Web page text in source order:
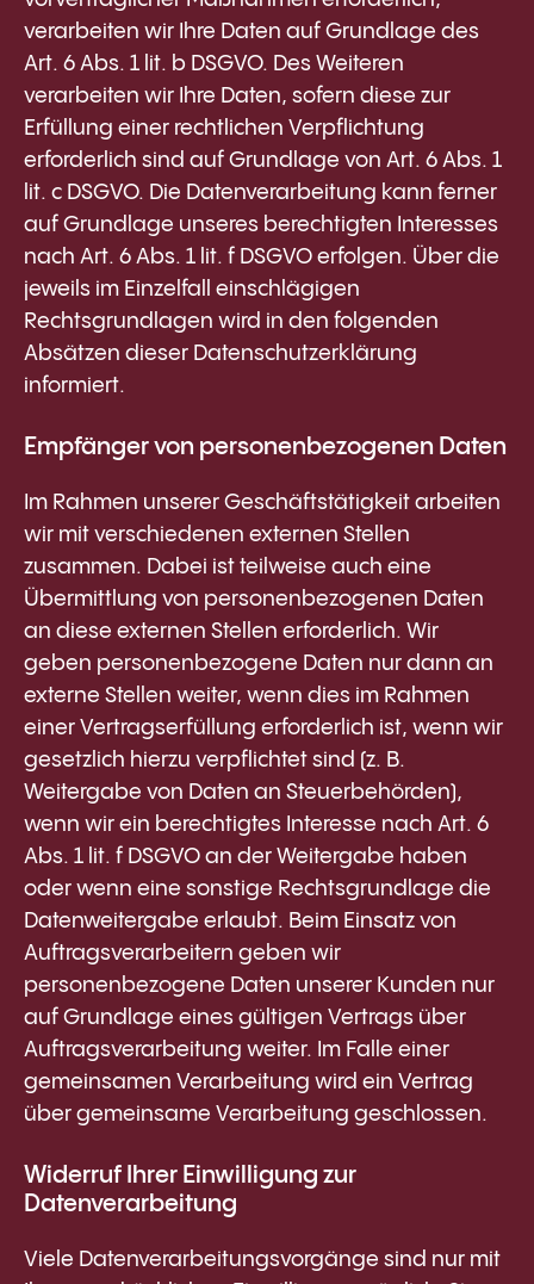
verarbeiten wir Ihre Daten auf Grundlage des
Art. 6 Abs. 1 lit. b DSGVO. Des Weiteren
verarbeiten wir Ihre Daten, sofern diese zur
Erfüllung einer rechtlichen Verpflichtung
erforderlich sind auf Grundlage von Art. 6 Abs. 1
lit. c DSGVO. Die Datenverarbeitung kann ferner
auf Grundlage unseres berechtigten Interesses
nach Art. 6 Abs. 1 lit. f DSGVO erfolgen. Über die
jeweils im Einzelfall einschlägigen
Rechtsgrundlagen wird in den folgenden
Absätzen dieser Datenschutzerklärung
informiert.
Empfänger von personenbezogenen Daten
Im Rahmen unserer Geschäftstätigkeit arbeiten
wir mit verschiedenen externen Stellen
zusammen. Dabei ist teilweise auch eine
Übermittlung von personenbezogenen Daten
an diese externen Stellen erforderlich. Wir
geben personenbezogene Daten nur dann an
externe Stellen weiter, wenn dies im Rahmen
einer Vertragserfüllung erforderlich ist, wenn wir
gesetzlich hierzu verpflichtet sind (z. B.
Weitergabe von Daten an Steuerbehörden),
wenn wir ein berechtigtes Interesse nach Art. 6
Abs. 1 lit. f DSGVO an der Weitergabe haben
oder wenn eine sonstige Rechtsgrundlage die
Datenweitergabe erlaubt. Beim Einsatz von
Auftragsverarbeitern geben wir
personenbezogene Daten unserer Kunden nur
auf Grundlage eines gültigen Vertrags über
Auftragsverarbeitung weiter. Im Falle einer
gemeinsamen Verarbeitung wird ein Vertrag
über gemeinsame Verarbeitung geschlossen.
Widerruf Ihrer Einwilligung zur
Datenverarbeitung
Viele Datenverarbeitungsvorgänge sind nur mit